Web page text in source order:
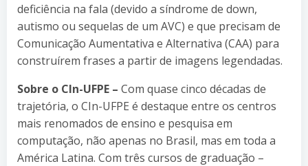
deficiência na fala (devido a síndrome de down,
autismo ou sequelas de um AVC) e que precisam de
Comunicação Aumentativa e Alternativa (CAA) para
construírem frases a partir de imagens legendadas.
Sobre o CIn-UFPE – Com quase cinco décadas de
trajetória, o CIn-UFPE é destaque entre os centros
mais renomados de ensino e pesquisa em
computação, não apenas no Brasil, mas em toda a
América Latina. Com três cursos de graduação –